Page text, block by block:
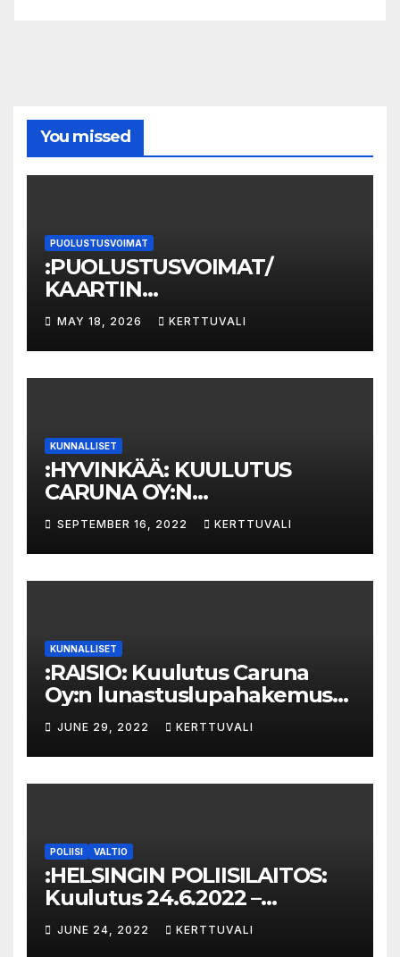
You missed
PUOLUSTUSVOIMAT
:PUOLUSTUSVOIMAT/
KAARTIN
JÄÄKÄRIRYKMENTTI: Lively
Sentry 25- harjoituksen
maastovaurioiden viimeinen
ilmoituspäivämäärä 31.7.2026
MAY 18, 2026 KERTTUVALI
KUNNALLISET
:HYVINKÄÄ: KUULUTUS
CARUNA OY:N
LUNASTUSLUPAHAKEMUKSE
STA SOKKELO – MARTTI JA
KORKEAMÄKI – KOIVULA
SEPTEMBER 16, 2022 KERTTUVALI
KUNNALLISET
:RAISIO: Kuulutus Caruna
Oy:n lunastuslupahakemus
Nesteentie Tahvio
JUNE 29, 2022 KERTTUVALI
POLIISI VALTIO
:HELSINGIN POLIISILAITOS:
Kuulutus 24.6.2022 –
Takavarikoitu omaisuus
JUNE 24, 2022 KERTTUVALI